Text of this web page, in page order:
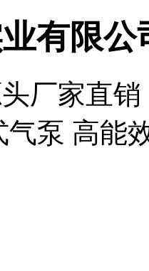
有限公
厂家直
气泵 高能